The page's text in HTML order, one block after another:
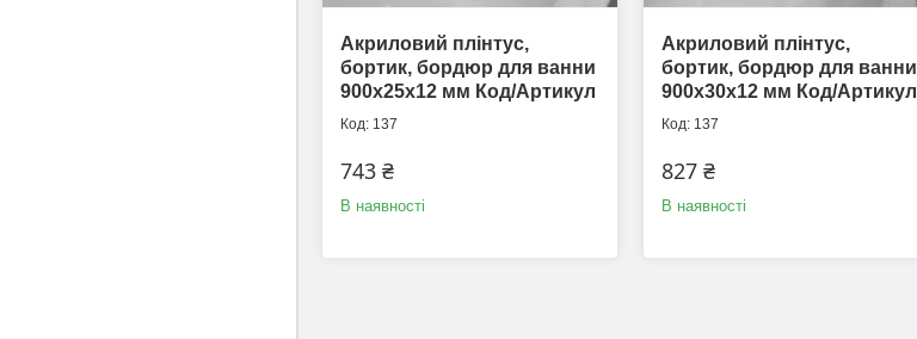
Акриловий плінтус,
бортик, бордюр для ванни
900х25х12 мм Код/Артикул
137
743 ₴
В наявності
Акриловий плінтус,
бортик, бордюр для ванни
900х30х12 мм Код/Артикул
137
827 ₴
В наявності